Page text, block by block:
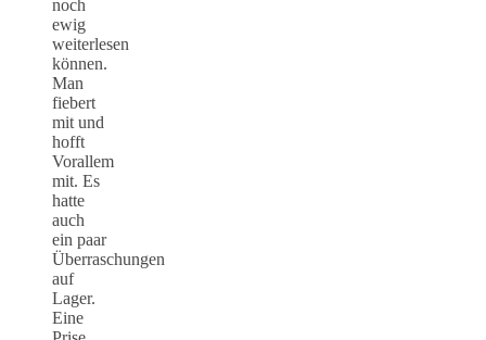
noch
ewig
weiterlesen
können.
Man
fiebert
mit und
hofft
Vorallem
mit. Es
hatte
auch
ein paar
Überraschungen
auf
Lager.
Eine